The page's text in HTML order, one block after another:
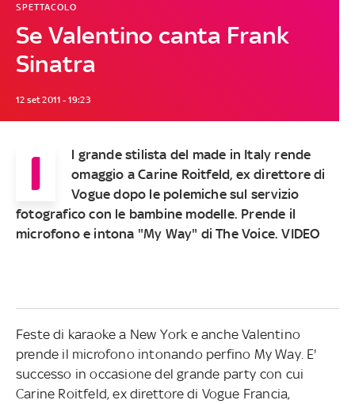
Se Valentino canta Frank
Sinatra
SPETTACOLO
12 set 2011 - 19:23
I
l grande stilista del made in Italy rende
omaggio a Carine Roitfeld, ex direttore di
Vogue dopo le polemiche sul servizio
fotografico con le bambine modelle. Prende il
microfono e intona "My Way" di The Voice. VIDEO
Feste di karaoke a New York e anche Valentino
prende il microfono intonando perfino My Way. E'
successo in occasione del grande party con cui
Carine Roitfeld, ex direttore di Vogue Francia,